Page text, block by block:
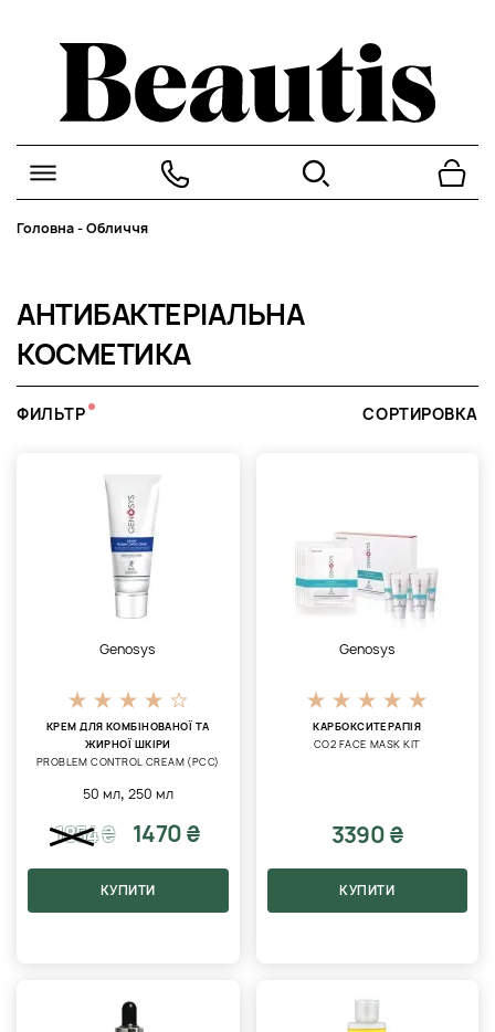
Головна-Обличчя
АНТИБАКТЕРІАЛЬНА
КОСМЕТИКА
ФИЛЬТР СОРТИРОВКА
Genosys
КРЕМ ДЛЯ КОМБІНОВАНОЇ ТА
ЖИРНОЇ ШКІРИ
PROBLEM CONTROL CREAM (PCC)
50 мл, 250 мл
1854₴ 1470 ₴
КУПИТИ
Genosys
КАРБОКСИТЕРАПІЯ
CO2 FACE MASK KIT
3390 ₴
КУПИТИ